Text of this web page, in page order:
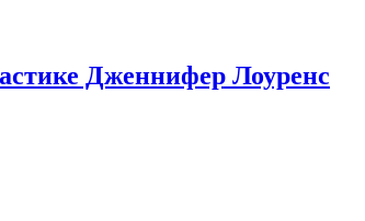
Дженнифер Лоуренс